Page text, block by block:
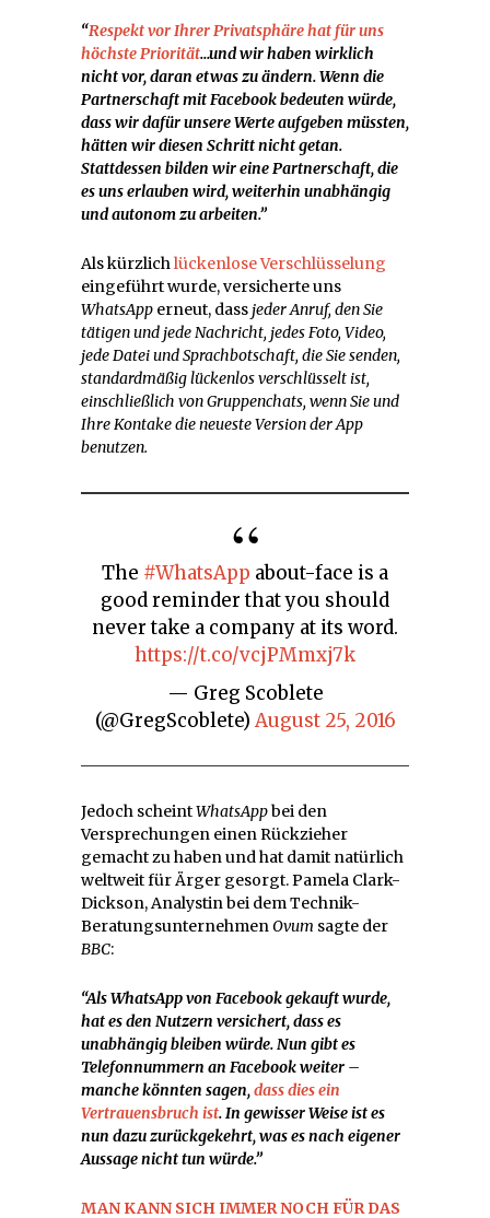
“Respekt vor Ihrer Privatsphäre hat für uns
höchste Priorität…und wir haben wirklich
nicht vor, daran etwas zu ändern. Wenn die
Partnerschaft mit Facebook bedeuten würde,
dass wir dafür unsere Werte aufgeben müssten,
hätten wir diesen Schritt nicht getan.
Stattdessen bilden wir eine Partnerschaft, die
es uns erlauben wird, weiterhin unabhängig
und autonom zu arbeiten.”
Als kürzlichlückenlose Verschlüsselung
eingeführt wurde, versicherte uns
WhatsApp erneut, dass jeder Anruf, den Sie
tätigen und jede Nachricht, jedes Foto, Video,
jede Datei und Sprachbotschaft, die Sie senden,
standardmäßig lückenlos verschlüsselt ist,
einschließlich von Gruppenchats, wenn Sie und
Ihre Kontake die neueste Version der App
benutzen.
The #WhatsApp about-face is a
good reminder that you should
never take a company at its word.
https://t.co/vcjPMmxj7k
— Greg Scoblete
(@GregScoblete) August 25, 2016
Jedoch scheintWhatsAppbei den
Versprechungen einen Rückzieher
gemacht zu haben und hat damit natürlich
weltweit für Ärger gesorgt. Pamela Clark-
Dickson, Analystin bei dem Technik-
BeratungsunternehmenOvum sagte der
BBC:
“Als WhatsApp von Facebook gekauft wurde,
hat es den Nutzern versichert, dass es
unabhängig bleiben würde. Nun gibt es
Telefonnummern an Facebook weiter –
manche könnten sagen,dass dies ein
Vertrauensbruch ist. In gewisser Weise ist es
nun dazu zurückgekehrt, was es nach eigener
Aussage nicht tun würde.”
MAN KANN SICH IMMER NOCH FÜR DAS